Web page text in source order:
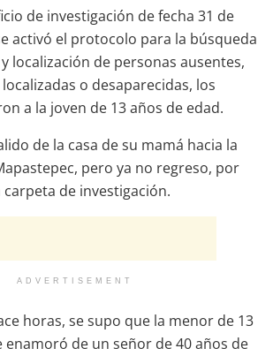
de investigación de fecha 31 de
activó el protocolo para la búsqueda
localización de personas ausentes,
o desaparecidas, los
a la joven de 13 años de edad.
de la casa de su mamá hacia la
pero ya no regreso, por
de investigación.
ADVERTISEMENT
horas, se supo que la menor de 13
enamoró de un señor de 40 años de